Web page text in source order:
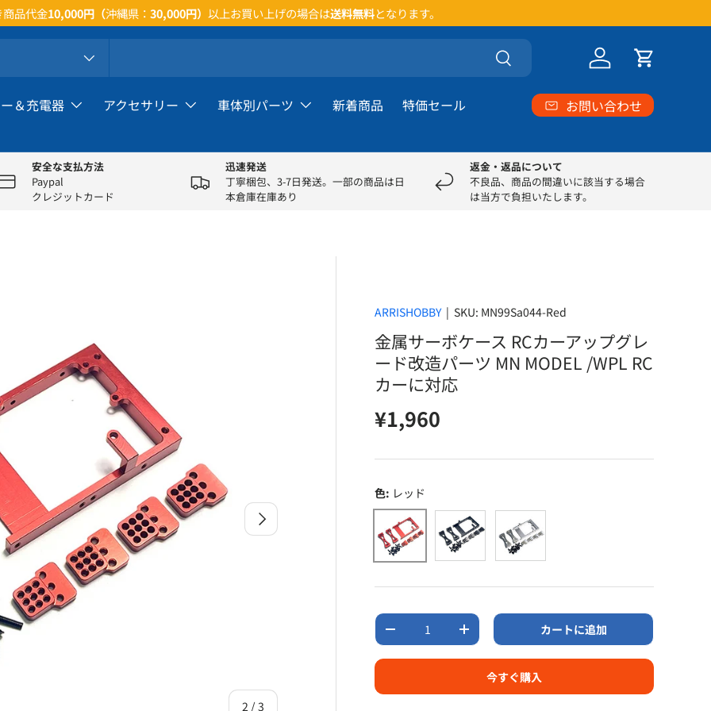
場店の開店特典について、詳しいことはお気軽にお問い合わせください。
検索 ログインカート
＆充電器 アクセサリー 車体別パーツ 新着商品 特価セール お問い合わせ
安全な支払方法
Paypal
クレジットカード
迅速発送
丁寧梱包、3-7日発送。一部の商品は日
本倉庫在庫あり
返金・返品について
不良品、商品の間違いに該当する場合
は当方で負担いたします。
2 / の
3
次
ARRISHOBBY| SKU: MN99Sa044-Red
金属サーボケース RCカーアップグレ
ード改造パーツ MN MODEL /WPL RC
カーに対応
定価
¥1,960
色: レッド
レッド
数量
数量を減らす
数量を増やす カートに追加
今すぐ購入